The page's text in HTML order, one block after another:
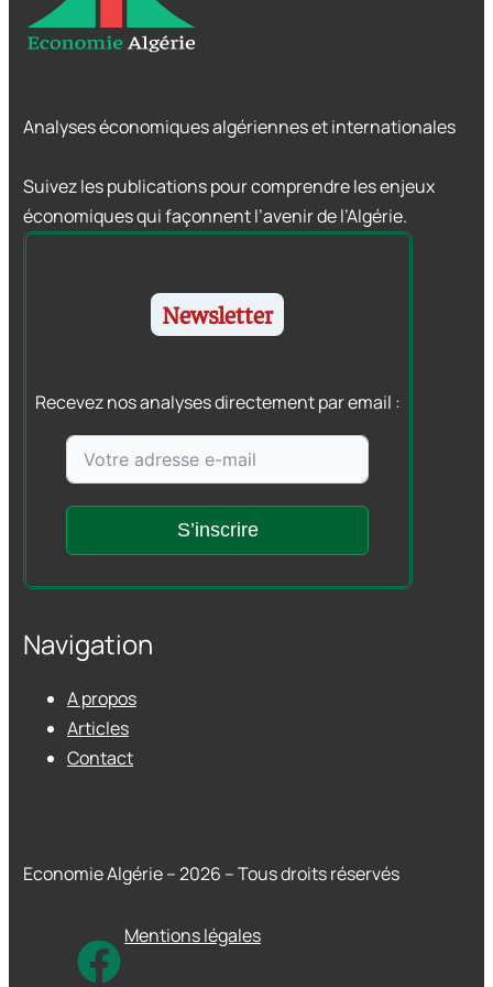
Analyses économiques algériennes et internationales
Suivez les publications pour comprendre les enjeux
économiques qui façonnent l’avenir de l’Algérie.
Newsletter
Recevez nos analyses directement par email :
S’inscrire
Navigation
A propos
Articles
Contact
Economie Algérie – 2026 – Tous droits réservés
Mentions légales